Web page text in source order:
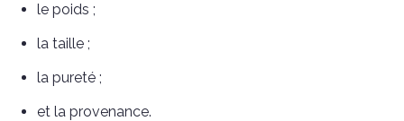
le poids ;
la taille ;
la pureté ;
et la provenance.